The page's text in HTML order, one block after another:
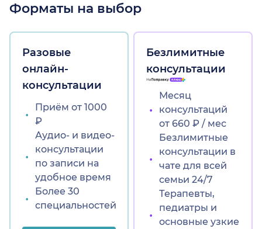
Форматы на выбор
Разовые
онлайн-
консультации
Приём от 1000
₽
Аудио- и видео-
консультации
по записи на
удобное время
Более 30
специальностей
Безлимитные
консультации
Месяц
консультаций
от 660 ₽ / мес
Безлимитные
консультации в
чате для всей
семьи 24/7
Терапевты,
педиатры и
основные узкие